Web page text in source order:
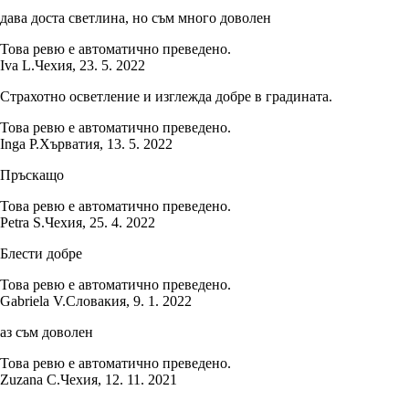
дава доста светлина, но съм много доволен
Това ревю е автоматично преведено.
Iva L.Чехия, 23. 5. 2022
Страхотно осветление и изглежда добре в градината.
Това ревю е автоматично преведено.
Inga P.Хърватия, 13. 5. 2022
Пръскащо
Това ревю е автоматично преведено.
Petra S.Чехия, 25. 4. 2022
Блести добре
Това ревю е автоматично преведено.
Gabriela V.Словакия, 9. 1. 2022
аз съм доволен
Това ревю е автоматично преведено.
Zuzana C.Чехия, 12. 11. 2021